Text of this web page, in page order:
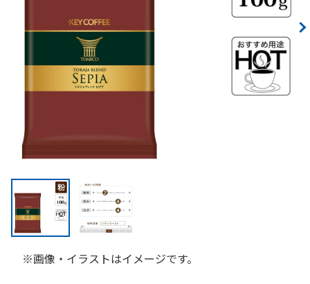
※画像・イラストはイメージです。